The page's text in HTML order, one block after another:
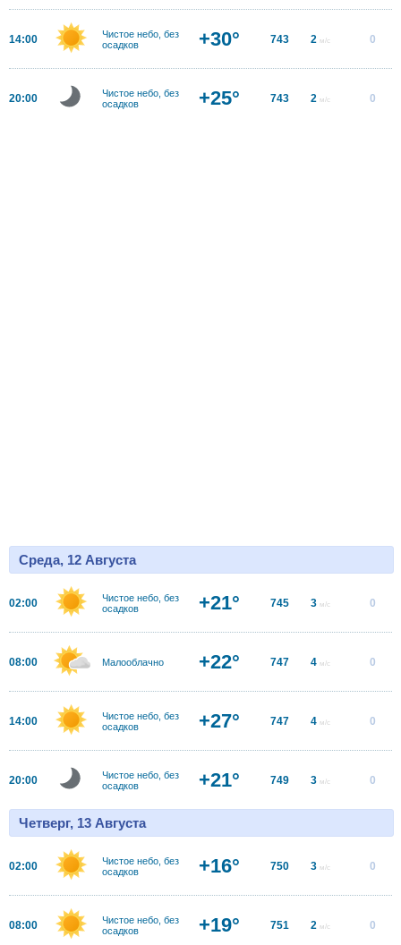
14:00
Чистое небо, без
осадков
+30° 743 2 м/с 0
20:00
Чистое небо, без
осадков
+25° 743 2 м/с 0
Среда, 12 Августа
02:00
Чистое небо, без
осадков
+21° 745 3 м/с 0
08:00 Малооблачно +22° 747 4 м/с 0
14:00
Чистое небо, без
осадков
+27° 747 4 м/с 0
20:00
Чистое небо, без
осадков
+21° 749 3 м/с 0
Четверг, 13 Августа
02:00
Чистое небо, без
осадков
+16° 750 3 м/с 0
08:00
Чистое небо, без
осадков
+19° 751 2 м/с 0